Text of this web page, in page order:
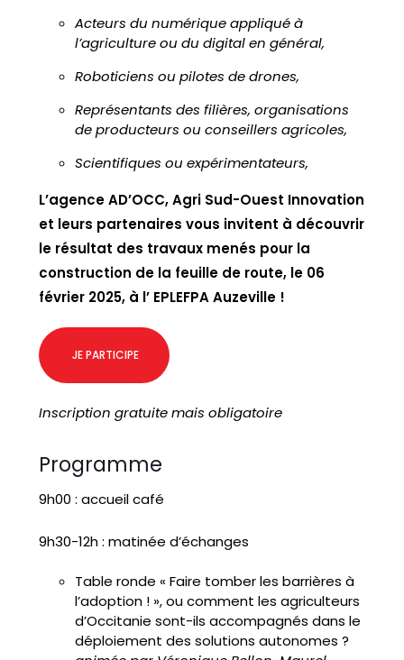
Acteurs du numérique appliqué à
l’agriculture ou du digital en général,
Roboticiens ou pilotes de drones,
Représentants des filières, organisations
de producteurs ou conseillers agricoles,
Scientifiques ou expérimentateurs,
L’agence AD’OCC, Agri Sud-Ouest Innovation
et leurs partenaires vous invitent à découvrir
le résultat des travaux menés pour la
construction de la feuille de route, le 06
février 2025, à l’ EPLEFPAAuzeville !
JE PARTICIPE
Inscription gratuite mais obligatoire
Programme
9h00 : accueil café
9h30-12h : matinée d’échanges
Table ronde « Faire tomber les barrières à
l’adoption ! », ou comment les agriculteurs
d’Occitanie sont-ils accompagnés dans le
déploiement des solutions autonomes ?